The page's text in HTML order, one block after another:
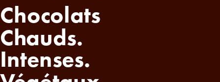
Chocolats
Chauds.
Intenses.